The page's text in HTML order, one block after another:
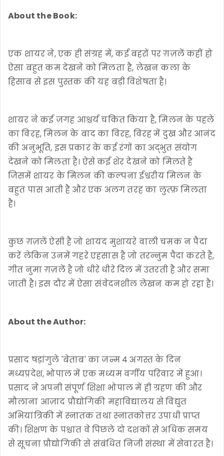
About the Book:
एक शायर ने, एक ही संग्रह में, कई बहरों पर ग़ज़लें कहीं हो
ऐसा बहुत कम देखने को मिलता है, लेखन कला के
हिसाब से इस पुस्तक की यह बड़ी विशेषता है।
शायर ने कई जगह आश्चर्य चकित किया है, मिलन के पहले
का विरह, मिलन के बाद का विरह, विरह में दुख और आनंद
की अनुभूति, इस प्रकार के कई रंगों का अद्भुत संयोग
देखने को मिलता है। ऐसे कई शेर देखने को मिलते है
जिसमें शायर के मिलन की कल्पना ईश्वरीय मिलन के
बहुत पास आती है और एक अलग तरह का लुत्फ़ मिलता
है।
कुछ ग़ज़लें ऐसी है जो शायद मुशायरे वाली चमक न पैदा
करें लेकिन उनमें गहरे एहसास है जो तरन्नुम पैदा करते है,
गीत नुमा ग़ज़लें है जो धीरे धीरे दिल में उतरती है और समा
जाती है। इस दौर में ऐसा संवेदनशील लेखन कम हो रहा है।
About the Author:
प्रसाद षड़ांगुले 'बेताब' का जन्म ४ अगस्त के दिन
मध्यप्रदेश, भोपाल में एक मध्यम वर्गीय परिवार में हुआ।
प्रसाद ने अपनी संपूर्ण शिक्षा भोपाल में ही ग्रहण की और
मौलाना आज़ाद प्रौद्योगिकी महाविद्यालय से विद्युत
अभियांत्रिकी में स्नातक तथा स्नातकोत्तर उपाधी प्राप्त
की। शिक्षण के पश्चात वे पिछले दो दशकों से अधिक समय
से सूचना प्रौद्योगिकी से संबंधित निजी संस्था में सेवारत है।